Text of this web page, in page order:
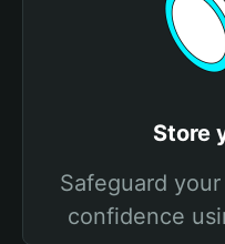
Store
Safeguard your
confidence